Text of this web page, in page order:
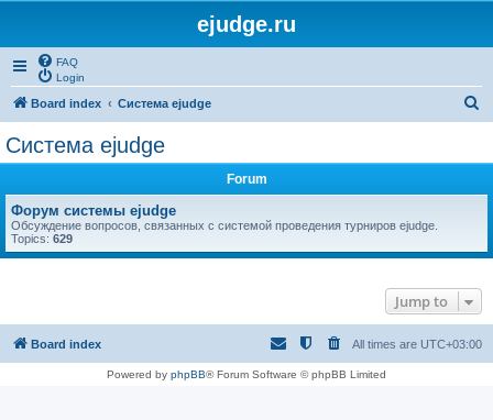
ejudge.ru
FAQ
Login
Board index Система ejudge
Система ejudge
Forum
Форум системы ejudge
Обсуждение вопросов, связанных с системой проведения турниров ejudge.
Topics: 629
Jump to
Board index All times are UTC+03:00
Powered by phpBB® Forum Software © phpBB Limited